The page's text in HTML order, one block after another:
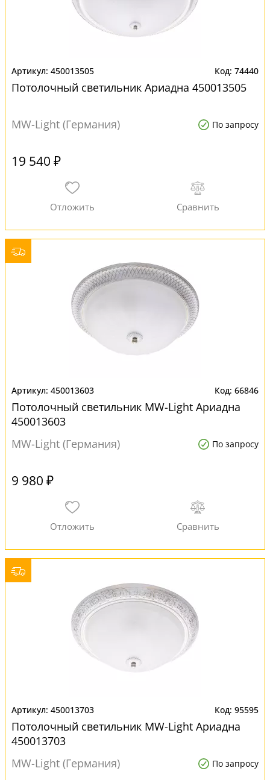
450013505 74440
Потолочный светильник Ариадна 450013505
MW-Light (Германия) По запросу
19 540 ₽
450013603 66846
Потолочный светильник MW-Light Ариадна
450013603
MW-Light (Германия)
По запросу
9 980 ₽
450013703 95595
Потолочный светильник MW-Light Ариадна
450013703
MW-Light (Германия)
По запросу